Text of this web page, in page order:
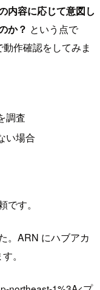
内容に応じて意図し
か？ という点で
作確認をしてみま
調査
い場合
す。
。ARN にハブアカ
。